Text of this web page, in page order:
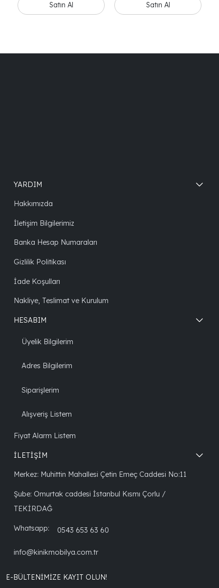
YARDIM
Hakkımızda
İletişim Bilgilerimiz
Banka Hesap Numaraları
Gizlilik Politikası
İade Koşulları
Nakliye, Teslimat ve Kurulum
HESABIM
Üyelik Bilgilerim
Adres Bilgilerim
Siparişlerim
Alışveriş Listem
Fiyat Alarm Listem
İLETİŞİM
Merkez: Muhittin Mahallesi Çetin Emeç Caddesi No:11
Şube: Omurtak caddesi İstanbul Kısmı Çorlu /
TEKİRDAĞ
Whatsapp: 0543 653 63 60
info@kinikmobilya.com.tr
E-BÜLTENIMIZE KAYIT OLUN!